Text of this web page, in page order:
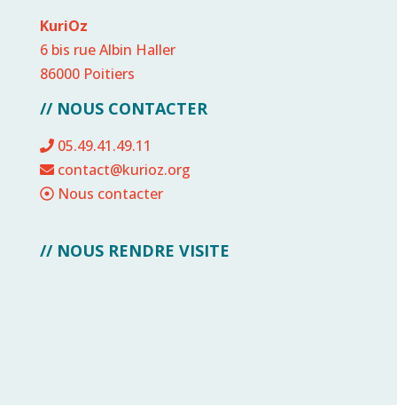
KuriOz
6 bis rue Albin Haller
86000 Poitiers
// NOUS CONTACTER
05.49.41.49.11
contact@kurioz.org
Nous contacter
// NOUS RENDRE VISITE